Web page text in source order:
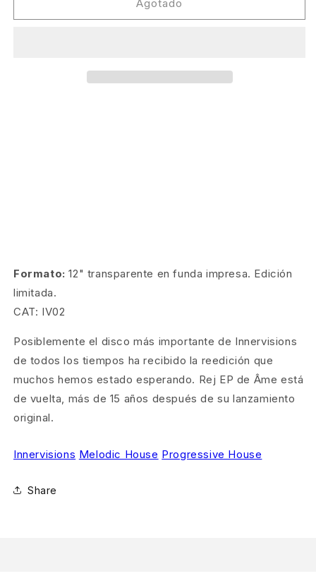
-
-
Agotado
Formato:12" transparente en funda impresa. Edición
limitada.
CAT: IV02
Posiblemente el disco más importante de Innervisions
de todos los tiempos ha recibido la reedición que
muchos hemos estado esperando. Rej EP de Âme está
de vuelta, más de 15 años después de su lanzamiento
original.
Innervisions Melodic House Progressive House
Share